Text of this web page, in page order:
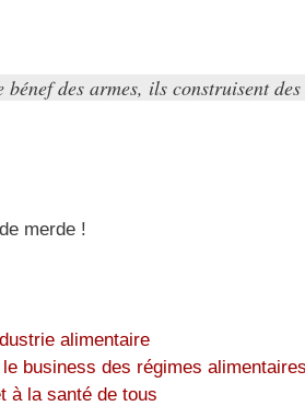
bénef des armes, ils construisent
merde !
alimentaire
business des régimes
à la santé de tous